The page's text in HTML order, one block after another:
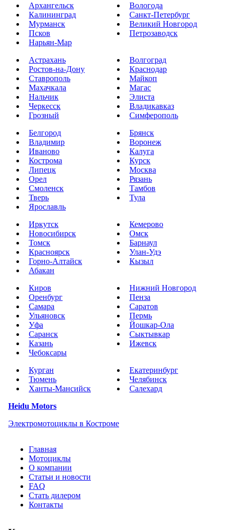
Архангельск
Вологода
Калининград
Санкт-Петербург
Мурманск
Великий Новгород
Псков
Петрозаводск
Нарьян-Мар
Астрахань
Волгоград
Ростов-на-Дону
Краснодар
Ставрополь
Майкоп
Махачкала
Магас
Нальчик
Элиста
Черкесск
Владикавказ
Грозный
Симферополь
Белгород
Брянск
Владимир
Воронеж
Иваново
Калуга
Кострома
Курск
Липецк
Москва
Орел
Рязань
Смоленск
Тамбов
Тверь
Тула
Ярославль
Иркутск
Кемерово
Новосибирск
Омск
Томск
Барнаул
Красноярск
Улан-Удэ
Горно-Алтайск
Кызыл
Абакан
Киров
Нижний Новгород
Оренбург
Пенза
Самара
Саратов
Ульяновск
Пермь
Уфа
Йошкар-Ола
Саранск
Сыктывкар
Казань
Ижевск
Чебоксары
Курган
Екатеринбург
Тюмень
Челябинск
Ханты-Мансийск
Салехард
Heidu Motors
Электромотоциклы в Костроме
Главная
Мотоциклы
О компании
Статьи и новости
FAQ
Стать дилером
Контакты